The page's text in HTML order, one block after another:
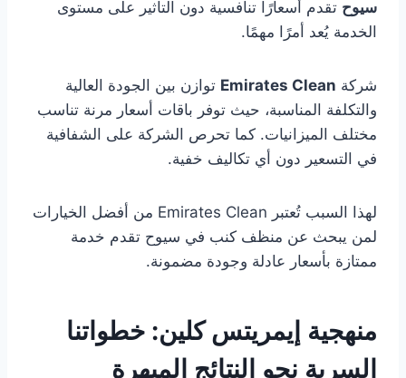
سيوح تقدم أسعارًا تنافسية دون التأثير على مستوى
الخدمة يُعد أمرًا مهمًا.
شركة Emirates Clean توازن بين الجودة العالية
والتكلفة المناسبة، حيث توفر باقات أسعار مرنة تناسب
مختلف الميزانيات. كما تحرص الشركة على الشفافية
في التسعير دون أي تكاليف خفية.
لهذا السبب تُعتبر Emirates Clean من أفضل الخيارات
لمن يبحث عن منظف كنب في سيوح تقدم خدمة
ممتازة بأسعار عادلة وجودة مضمونة.
منهجية إيمريتس كلين: خطواتنا
السرية نحو النتائج المبهرة